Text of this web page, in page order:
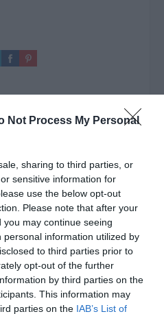
Not Process My Personal
sharing to third parties, or
sensitive information for
use the below opt-out
Please note that after your
may continue seeing
information utilized by
to third parties prior to
opt-out of the further
by third parties on the
This information may
parties on the IAB’s List of